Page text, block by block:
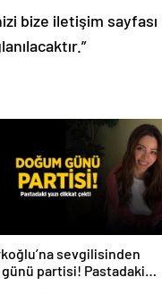
bize iletişim sayfası
sevgilisinden
partisi! Pastadaki